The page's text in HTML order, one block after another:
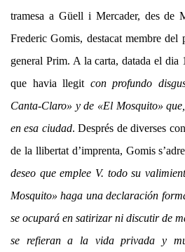
tramesa a Güell i Mercader, des de
Frederic Gomis, destacat membre
general Prim. A la carta, datada el
que havia llegit con profundo
Canta-Claro» y de «El Mosquito»
en esa ciudad. Després de diverses
de la llibertat d’imprenta, Gomis
deseo que emplee V. todo su
Mosquito» haga una declaración
se ocupará en satirizar ni discutir de
se refieran a la vida privada y